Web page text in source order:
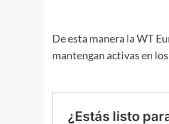
De esta manera la WT
mantengan activas en